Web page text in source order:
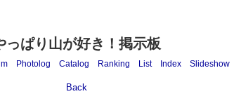
っぱり山が好き！掲示板
Photolog Catalog Ranking List Index Slideshow
Back